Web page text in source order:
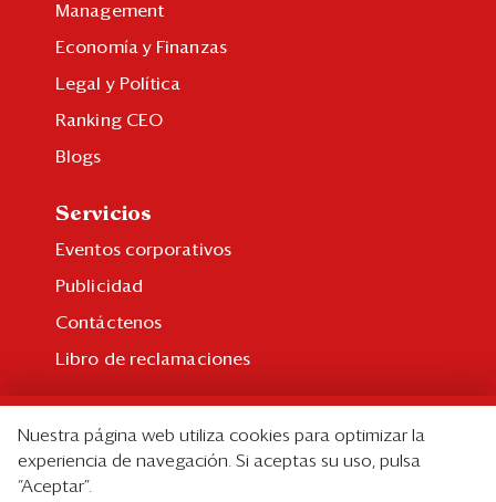
Management
Economía y Finanzas
Legal y Política
Ranking CEO
Blogs
Servicios
Eventos corporativos
Publicidad
Contáctenos
Libro de reclamaciones
Suscripción individual
Paquetes corporativos
Nuestra página web utiliza cookies para optimizar la
experiencia de navegación. Si aceptas su uso, pulsa
“Aceptar”.